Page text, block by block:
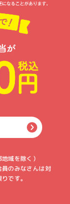
域を除く）
のみなさんは対
です。